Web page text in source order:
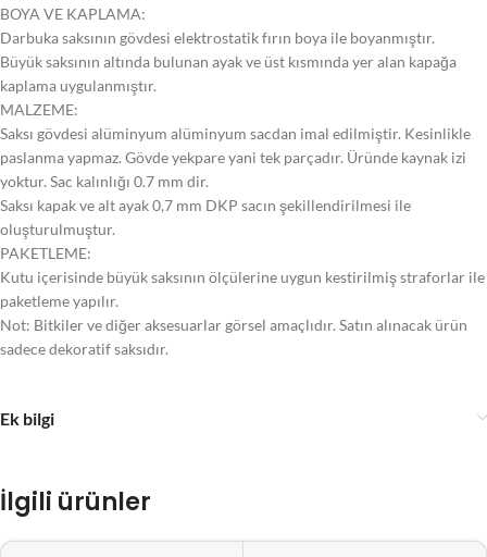
BOYA VE KAPLAMA:
Darbuka saksının gövdesi elektrostatik fırın boya ile boyanmıştır.
Büyük saksının altında bulunan ayak ve üst kısmında yer alan kapağa
kaplama uygulanmıştır.
MALZEME:
Saksı gövdesi alüminyum alüminyum sacdan imal edilmiştir. Kesinlikle
paslanma yapmaz. Gövde yekpare yani tek parçadır. Üründe kaynak izi
yoktur. Sac kalınlığı 0.7 mm dir.
Saksı kapak ve alt ayak 0,7 mm DKP sacın şekillendirilmesi ile
oluşturulmuştur.
PAKETLEME:
Kutu içerisinde büyük saksının ölçülerine uygun kestirilmiş straforlar ile
paketleme yapılır.
Not: Bitkiler ve diğer aksesuarlar görsel amaçlıdır. Satın alınacak ürün
sadece dekoratif saksıdır.
Ek bilgi
İlgili ürünler